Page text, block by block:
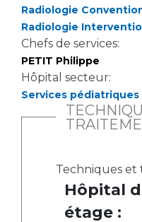
Radiologie
Radiologie
Chefs de services:
PETIT Philippe
Hôpital secteur:
Services pédiatriques
Techniques et
Hôpital
étage :